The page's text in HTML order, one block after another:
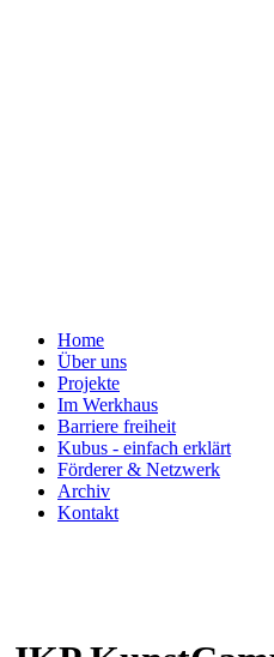
Home
Über uns
Projekte
Im Werkhaus
Barriere freiheit
Kubus - einfach erklärt
Förderer & Netzwerk
Archiv
Kontakt